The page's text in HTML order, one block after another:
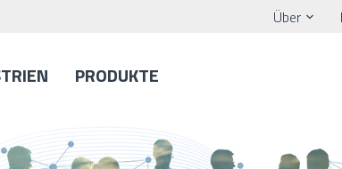
Über
PRODUKTE